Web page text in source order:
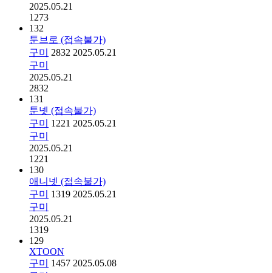
2025.05.21
1273
132
툰브로 (접속불가)
구미
2832 2025.05.21
구미
2025.05.21
2832
131
툰넷 (접속불가)
구미
1221 2025.05.21
구미
2025.05.21
1221
130
애니넷 (접속불가)
구미
1319 2025.05.21
구미
2025.05.21
1319
129
XTOON
구미
1457 2025.05.08